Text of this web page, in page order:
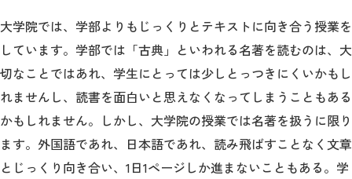
大学院では、学部よりもじっくりとテキストに向き合う授業を
しています。学部では「古典」といわれる名著を読むのは、大
切なことではあれ、学生にとっては少しとっつきにくいかもし
れませんし、読書を面白いと思えなくなってしまうこともある
かもしれません。しかし、大学院の授業では名著を扱うに限り
ます。外国語であれ、日本語であれ、読み飛ばすことなく文章
とじっくり向き合い、1日1ページしか進まないこともある。学